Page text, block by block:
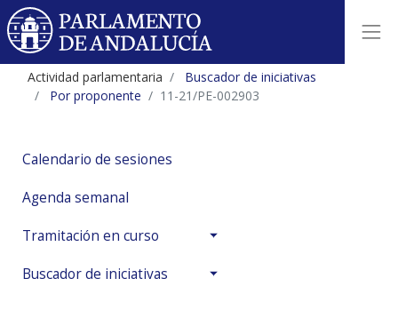
Actividad parlamentaria
Buscador de iniciativas
Por proponente
11-21/PE-002903
Calendario de sesiones
Agenda semanal
Tramitación en curso
Buscador de iniciativas